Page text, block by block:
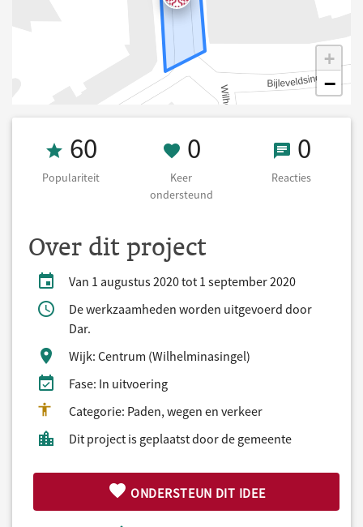
+
−
Populariteit 60
60
Populariteit
0 Keer
0
Keer
ondersteund
0 0
Reacties
Over dit project
Van 1 augustus 2020 tot 1 september 2020
De werkzaamheden worden uitgevoerd door
Dar.
Wijk: Centrum (Wilhelminasingel)
Fase: In uitvoering
Categorie: Paden, wegen en verkeer
Dit project is geplaatst door de gemeente
ONDERSTEUN DIT IDEE